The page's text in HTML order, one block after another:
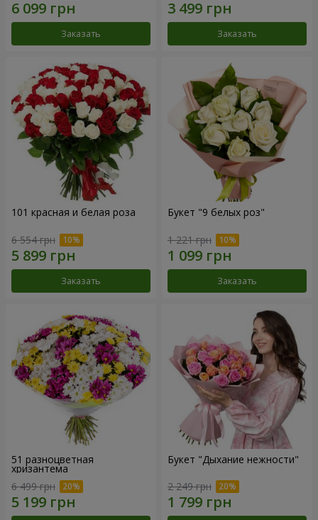
Заказать Заказать
101 красная и белая роза
6 554 грн
Заказать
Букет "9 белых роз"
1 221 грн
Заказать
51 разноцветная
хризантема
6 499 грн
Букет "Дыхание нежности"
2 249 грн